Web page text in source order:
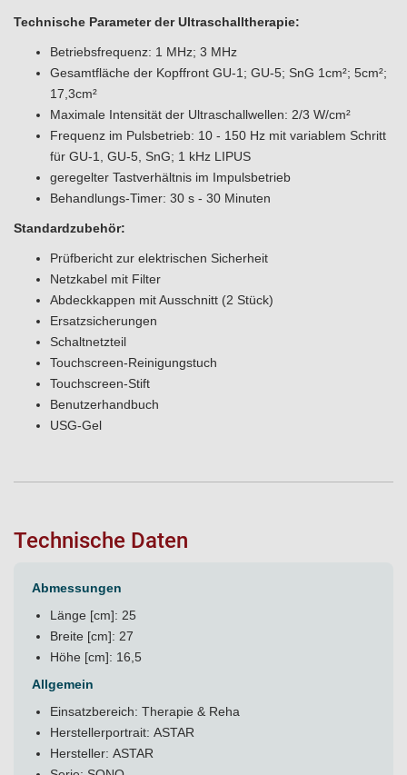
Technische Parameter der Ultraschalltherapie:
Betriebsfrequenz: 1 MHz; 3 MHz
Gesamtfläche der Kopffront GU-1; GU-5; SnG 1cm²; 5cm²;
17,3cm²
Maximale Intensität der Ultraschallwellen: 2/3 W/cm²
Frequenz im Pulsbetrieb: 10 - 150 Hz mit variablem Schritt
für GU-1, GU-5, SnG; 1 kHz LIPUS
geregelter Tastverhältnis im Impulsbetrieb
Behandlungs-Timer: 30 s - 30 Minuten
Standardzubehör:
Prüfbericht zur elektrischen Sicherheit
Netzkabel mit Filter
Abdeckkappen mit Ausschnitt (2 Stück)
Ersatzsicherungen
Schaltnetzteil
Touchscreen-Reinigungstuch
Touchscreen-Stift
Benutzerhandbuch
USG-Gel
Technische Daten
Abmessungen
Länge [cm]: 25
Breite [cm]: 27
Höhe [cm]: 16,5
Allgemein
Einsatzbereich: Therapie & Reha
Herstellerportrait: ASTAR
Hersteller: ASTAR